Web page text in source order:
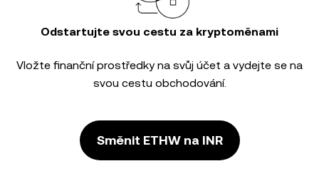
Odstartujte svou cestu za kryptoměnami
Vložte finanční prostředky na svůj účet a vydejte se na
svou cestu obchodování.
Směnit ETHW na INR